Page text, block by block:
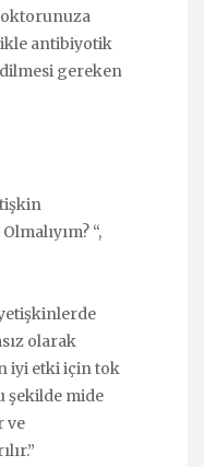
antibiyotik
gereken
“,
olarak
iyi etki için tok
şekilde mide
ve